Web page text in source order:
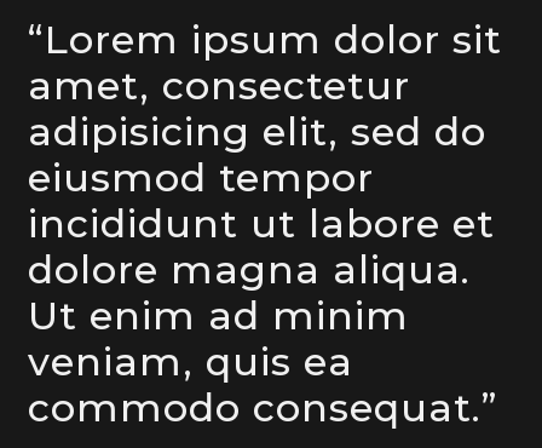
“Lorem ipsum dolor sit
amet, consectetur
adipisicing elit, sed do
eiusmod tempor
incididunt ut labore et
dolore magna aliqua.
Ut enim ad minim
veniam, quis ea
commodo consequat.”